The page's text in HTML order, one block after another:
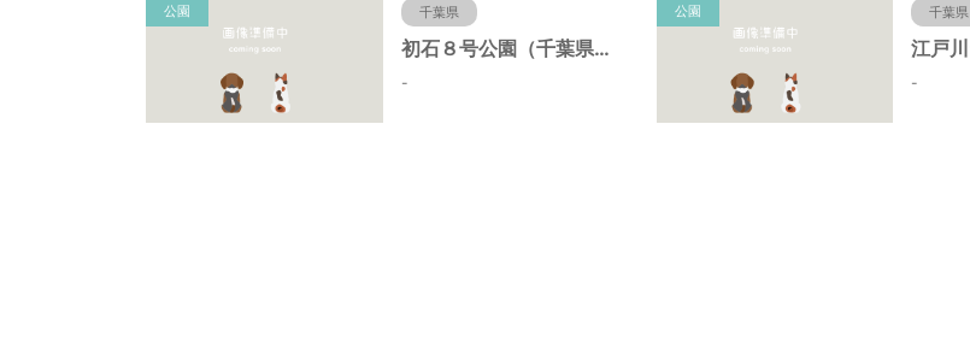
公園 千葉県
初石８号公園（千葉県流山市）
-
公園 千葉県
-